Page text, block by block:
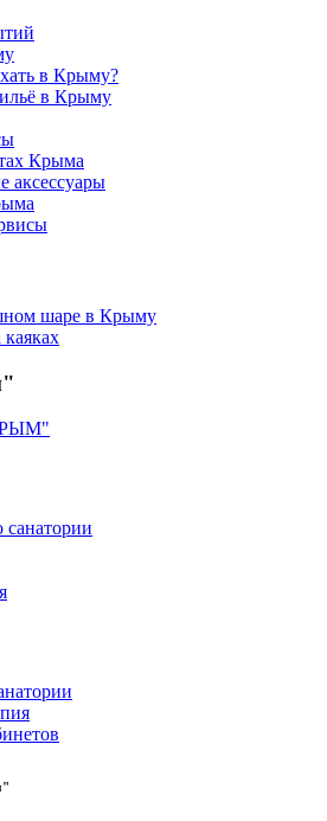
в Крыму?
в Крыму
Крыма
аксессуары
шаре в Крыму
санатории